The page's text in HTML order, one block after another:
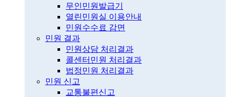
무인민원발급기
열린민원실 이용안내
민원수수료 감면
민원 결과
민원상담 처리결과
콜센터민원 처리결과
법정민원 처리결과
민원 신고
교통불편신고